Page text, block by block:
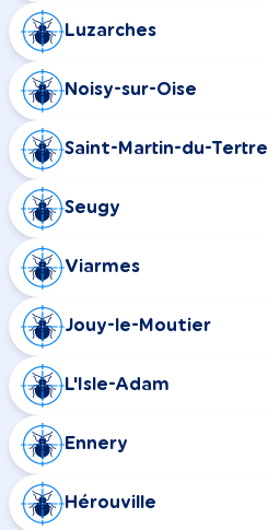
Luzarches
Noisy-sur-Oise
Saint-Martin-du-Tertre
Seugy
Viarmes
Jouy-le-Moutier
L'Isle-Adam
Ennery
Hérouville